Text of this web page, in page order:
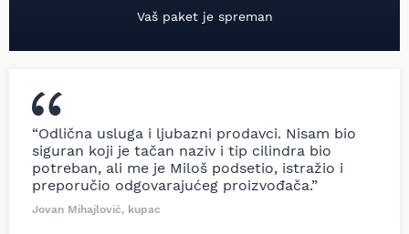
Vaš paket je spreman
“Odlična usluga i ljubazni prodavci. Nisam bio
siguran koji je tačan naziv i tip cilindra bio
potreban, ali me je Miloš podsetio, istražio i
preporučio odgovarajućeg proizvođača.”
Jovan Mihajlović, kupac